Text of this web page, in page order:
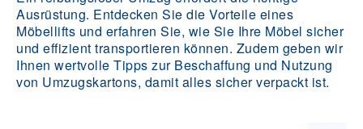
Ausrüstung. Entdecken Sie die Vorteile eines
Möbellifts und erfahren Sie, wie Sie Ihre Möbel sicher
und effizient transportieren können. Zudem geben wir
Ihnen wertvolle Tipps zur Beschaffung und Nutzung
von Umzugskartons, damit alles sicher verpackt ist.